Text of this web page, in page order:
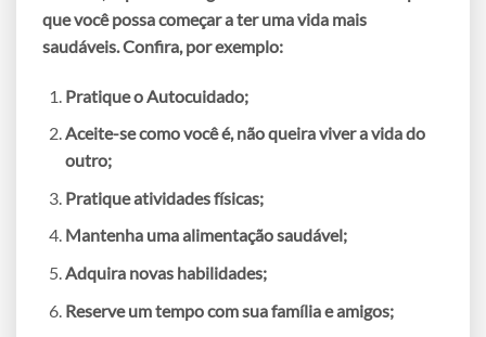
que você possa começar a ter uma vida mais
saudáveis. Confira, por exemplo:
Pratique o Autocuidado;
Aceite-se como você é, não queira viver a vida do
outro;
Pratique atividades físicas;
Mantenha uma alimentação saudável;
Adquira novas habilidades;
Reserve um tempo com sua família e amigos;